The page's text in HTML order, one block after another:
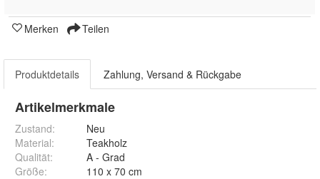
Merken Teilen
Produktdetails Zahlung, Versand & Rückgabe
Artikelmerkmale
Zustand:
Neu
Material:
Teakholz
Qualität:
A - Grad
Größe: 110 x 70 cm